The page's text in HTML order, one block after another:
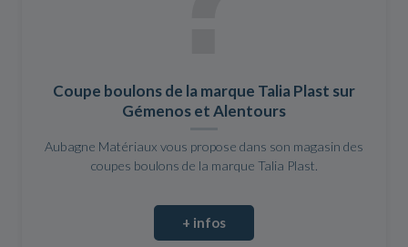
Coupe boulons de la marque Talia Plast sur
Gémenos et Alentours
Aubagne Matériaux vous propose dans son magasin des
coupes boulons de la marque Talia Plast.
+ infos